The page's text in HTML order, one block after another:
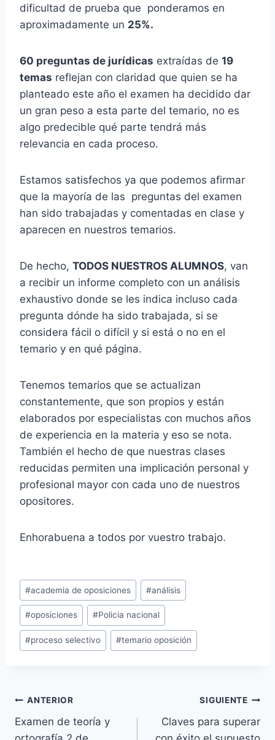
dificultad de prueba que ponderamos en
aproximadamente un 25%.
60 preguntas de jurídicas extraídas de 19
temas reflejan con claridad que quien se ha
planteado este año el examen ha decidido dar
un gran peso a esta parte del temario, no es
algo predecible qué parte tendrá más
relevancia en cada proceso.
Estamos satisfechos ya que podemos afirmar
que la mayoría de las preguntas del examen
han sido trabajadas y comentadas en clase y
aparecen en nuestros temarios.
De hecho, TODOS NUESTROS ALUMNOS, van
a recibir un informe completo con un análisis
exhaustivo donde se les indica incluso cada
pregunta dónde ha sido trabajada, si se
considera fácil o difícil y si está o no en el
temario y en qué página.
Tenemos temarios que se actualizan
constantemente, que son propios y están
elaborados por especialistas con muchos años
de experiencia en la materia y eso se nota.
También el hecho de que nuestras clases
reducidas permiten una implicación personal y
profesional mayor con cada uno de nuestros
opositores.
Enhorabuena a todos por vuestro trabajo.
Etiquetas
de
la
entrada:
#academia de oposiciones #análisis
#oposiciones #Policia nacional
#proceso selectivo #temario oposición
Navegación
de
ANTERIOR
Examen de teoría y
SIGUIENTE
Claves para superar